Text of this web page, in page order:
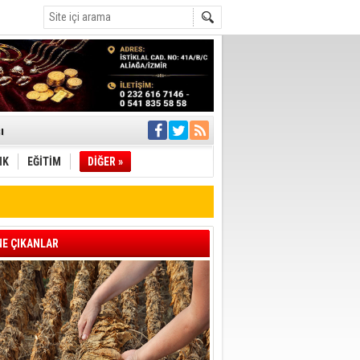
İletti
müdahale
Geçti
EĞİTİM DİĞER »
ÇIKANLAR